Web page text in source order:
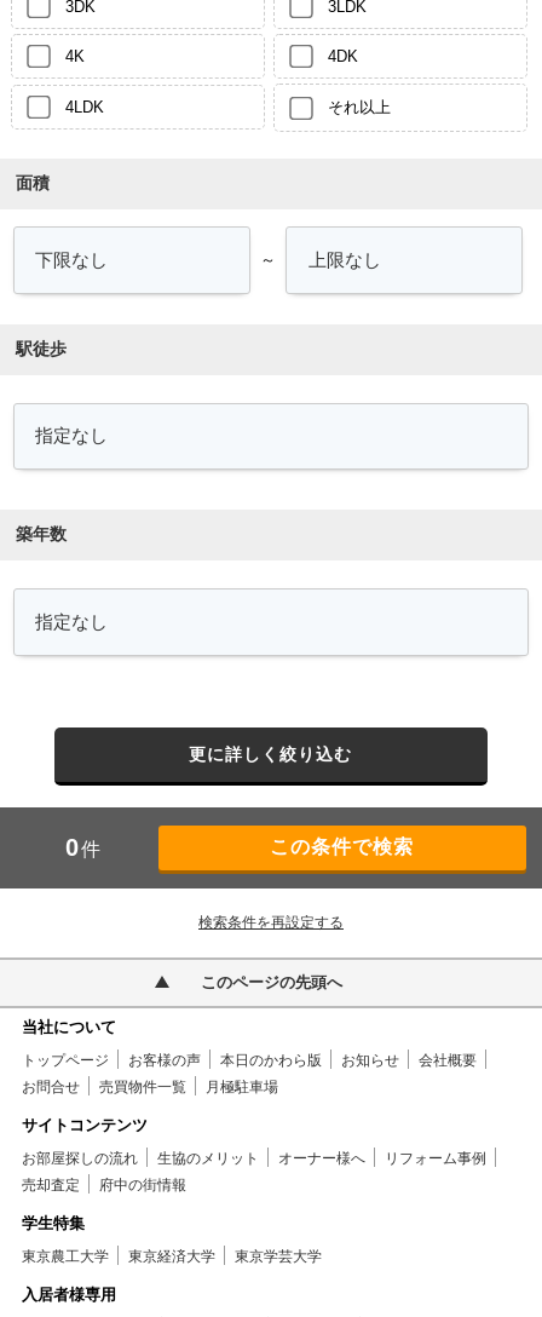
3DK 3LDK
4K 4DK
4LDK それ以上
面積
～
駅徒歩
築年数
更に詳しく絞り込む
0件
検索条件を再設定する
このページの先頭へ
当社について
トップページ お客様の声 本日のかわら版 お知らせ
会社概要
お問合せ
売買物件一覧 月極駐車場
サイトコンテンツ
お部屋探しの流れ 生協のメリット オーナー様へ
リフォーム事例
売却査定
府中の街情報
学生特集
東京農工大学 東京経済大学 東京学芸大学
入居者様専用